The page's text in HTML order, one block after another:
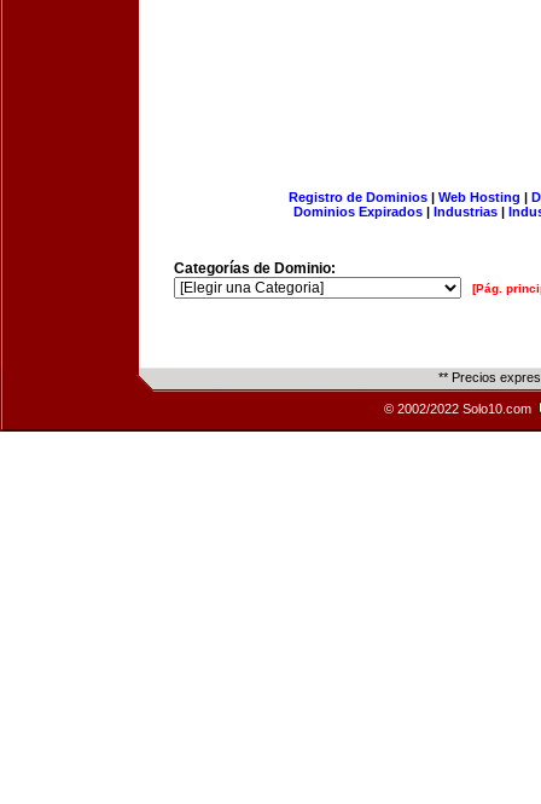
Registro de Dominios| Web Hosting |
Dominios Expirados | Industrias |
Categorías de Dominio:
[Pág.
** Precios
© 2002/2022 Solo10.com